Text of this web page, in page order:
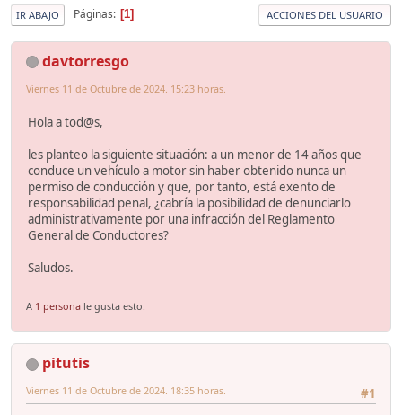
IR ABAJO Páginas 1 ACCIONES DEL USUARIO
davtorresgo
Viernes 11 de Octubre de 2024. 15:23 horas.
Hola a tod@s,
les planteo la siguiente situación: a un menor de 14 años que
conduce un vehículo a motor sin haber obtenido nunca un
permiso de conducción y que, por tanto, está exento de
responsabilidad penal, ¿cabría la posibilidad de denunciarlo
administrativamente por una infracción del Reglamento
General de Conductores?
Saludos.
A 1 persona le gusta esto.
pitutis
#1
Viernes 11 de Octubre de 2024. 18:35 horas.